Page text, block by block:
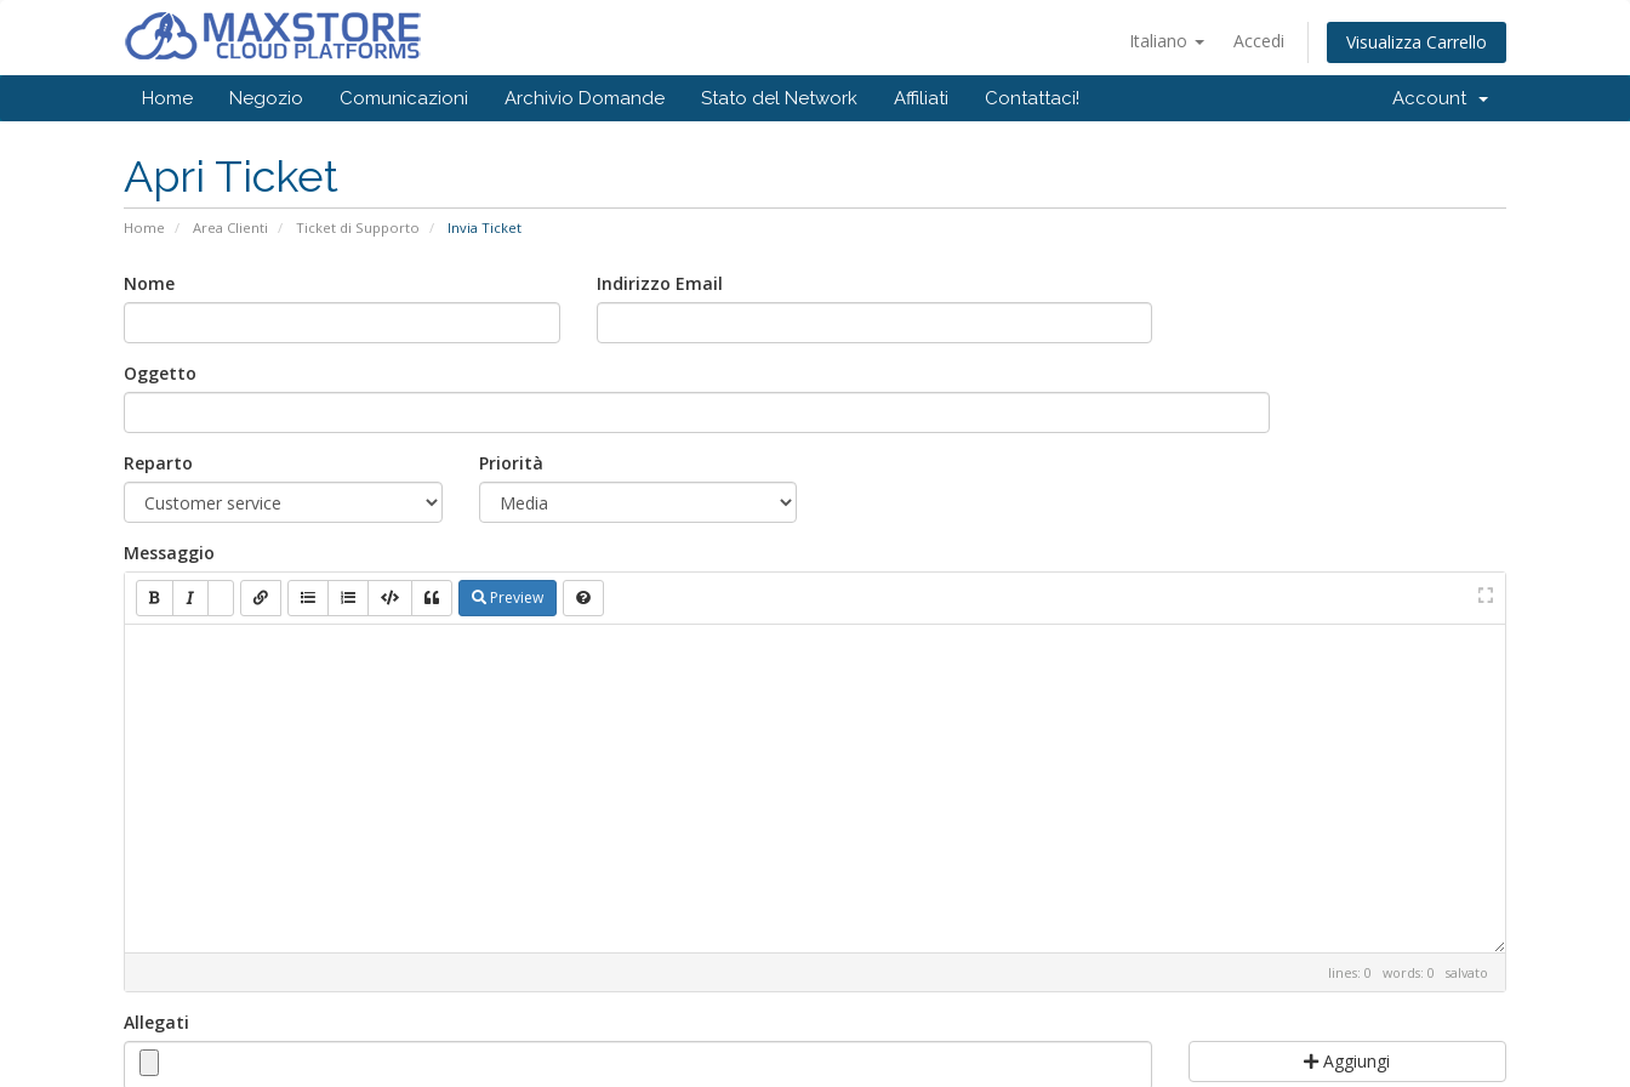
Italiano Accedi Visualizza Carrello
Home Negozio Comunicazioni Archivio Domande Stato del Network Affiliati Contattaci! Account
Apri Ticket
Home Area Clienti Ticket di Supporto Invia Ticket
Nome Indirizzo Email
Oggetto
Reparto Priorità
Messaggio
Preview
lines: 0 words: 0 salvato
Allegati
Aggiungi